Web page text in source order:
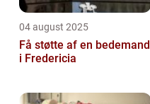
04 august 2025
Få støtte af en bedemand
i Fredericia